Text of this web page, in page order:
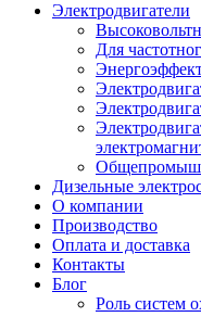
Электродвигатели
Для
Дизельные
О компании
Производство
Оплата и доставка
Контакты
Блог
Роль систем